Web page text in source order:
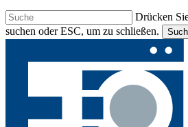
Drücken
suchen oder ESC, um zu schließen.